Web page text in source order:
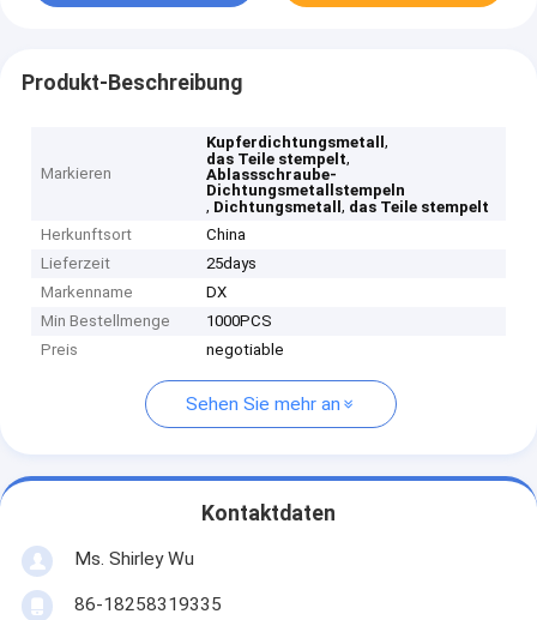
Produkt-Beschreibung
Markieren
Kupferdichtungsmetall,
das Teile stempelt,
Ablassschraube-
Dichtungsmetallstempeln
, Dichtungsmetall, das Teile stempelt
Herkunftsort
China
Lieferzeit
25days
Markenname
DX
Min Bestellmenge
1000PCS
Preis
negotiable
Sehen Sie mehr an
Kontaktdaten
Ms. Shirley Wu
86-18258319335